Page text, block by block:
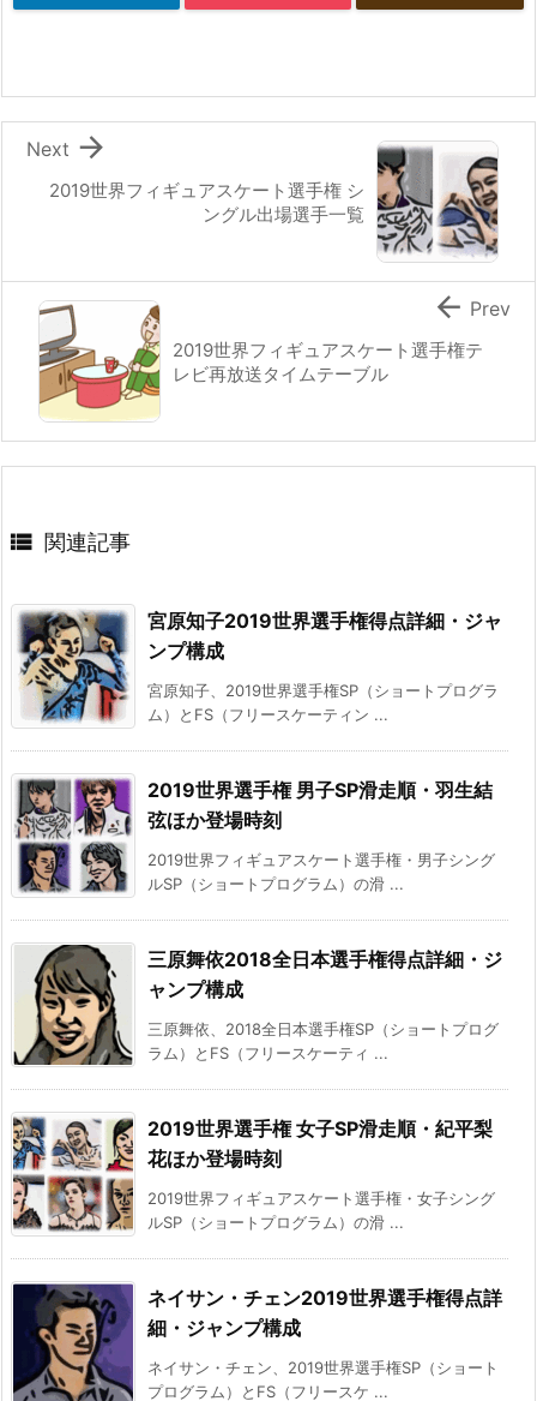
2019世界フィギュアスケート選手権 シ
ングル出場選手一覧

Next
2019世界フィギュアスケート選手権テ
レビ再放送タイムテーブル
 Prev
 関連記事
宮原知子2019世界選手権得点詳細・ジャ
ンプ構成
宮原知子、2019世界選手権SP（ショートプログラ
ム）とFS（フリースケーティン ...
2019世界選手権 男子SP滑走順・羽生結
弦ほか登場時刻
2019世界フィギュアスケート選手権・男子シング
ルSP（ショートプログラム）の滑 ...
三原舞依2018全日本選手権得点詳細・ジ
ャンプ構成
三原舞依、2018全日本選手権SP（ショートプログ
ラム）とFS（フリースケーティ ...
2019世界選手権 女子SP滑走順・紀平梨
花ほか登場時刻
2019世界フィギュアスケート選手権・女子シング
ルSP（ショートプログラム）の滑 ...
ネイサン・チェン2019世界選手権得点詳
細・ジャンプ構成
ネイサン・チェン、2019世界選手権SP（ショート
プログラム）とFS（フリースケ ...